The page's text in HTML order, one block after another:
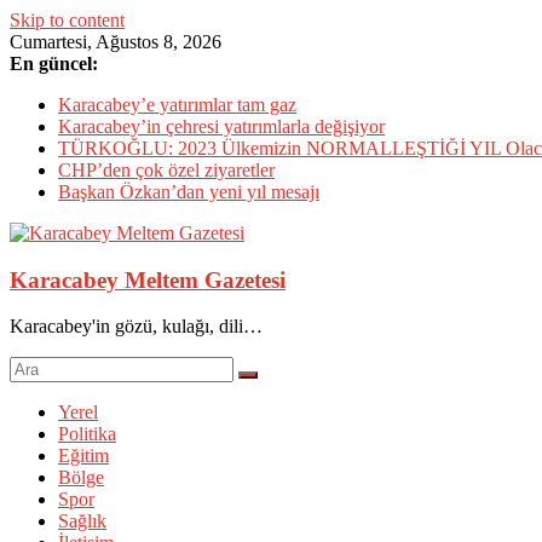
Skip to content
Cumartesi, Ağustos 8, 2026
En güncel:
Karacabey’e yatırımlar tam gaz
Karacabey’in çehresi yatırımlarla değişiyor
TÜRKOĞLU: 2023 Ülkemizin NORMALLEŞTİĞİ YIL
CHP’den çok özel ziyaretler
Başkan Özkan’dan yeni yıl mesajı
Karacabey Meltem Gazetesi
Karacabey'in gözü, kulağı, dili…
Yerel
Politika
Eğitim
Bölge
Spor
Sağlık